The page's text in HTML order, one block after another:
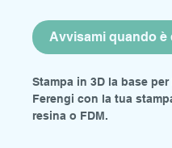
Avvisami quando è
Stampa in 3D la base
Ferengi con la tua
resina o FDM.